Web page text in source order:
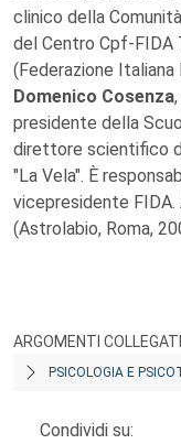
clinico della
del Centro Cpf-FIDA
(Federazione Italiana
Domenico Cosenza
presidente della
direttore scientifico
"La Vela". È
vicepresidente FIDA.
(Astrolabio, Roma,
ARGOMENTI COLLEGATI
PSICOLOGIA E
Condividi su: